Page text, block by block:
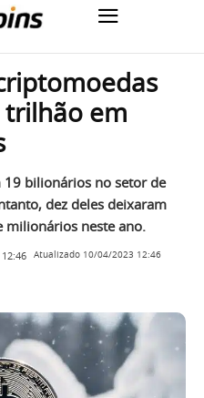
em
19 bilionários no setor de
dez deles deixaram
milionários neste ano.
Atualizado 10/04/2023 12:46